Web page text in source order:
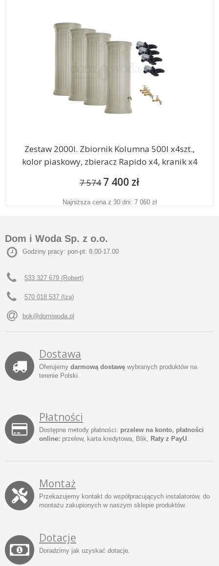
Zestaw 2000l. Zbiornik Kolumna 500l x4szt.,
kolor piaskowy, zbieracz Rapido x4, kranik x4
7 574 7 400 zł
Najniższa cena z 30 dni: 7 060 zł
Dom i Woda Sp. z o.o.
Godziny pracy: pon-pt: 8.00-17.00
533 327 679 (Robert)
570 018 537 (Iza)
bok@domiwoda.pl
Dostawa
Oferujemy darmową dostawę wybranych produktów na
terenie Polski.
Płatności
Dostępne metody płatności: przelew na konto, płatności
online: przelew, karta kredytowa, Blik, Raty z PayU
Montaż
Przekazujemy kontakt do współpracujących instalatorów, do
montażu zakupionych w naszym sklepie produktów.
Dotacje
Doradzimy jak uzyskać dotacje.